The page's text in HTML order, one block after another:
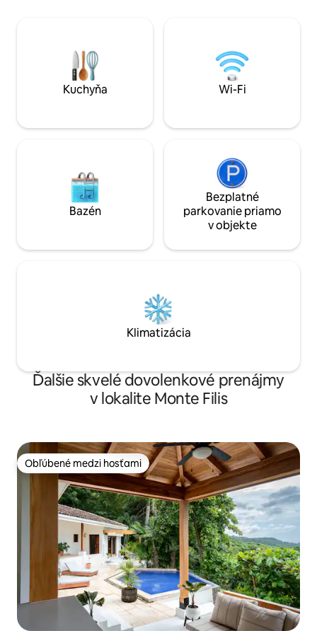
ponúkame príchod s asistenciou
osobného poradcu a voliteľné doplnky
vrátane lekcií surfovania, súkromných
kuchárov, masáží, upratovacej služby a
pre 2 hostí za
sa celkový počet
Kuchyňa Wi-Fi
Bazén
Bezplatné
parkovanie priamo
v objekte
Klimatizácia
Ďalšie skvelé dovolenkové prenájmy
v lokalite Monte Filis
Obľúbené medzi hosťami
Obľúbené medzi hosťami